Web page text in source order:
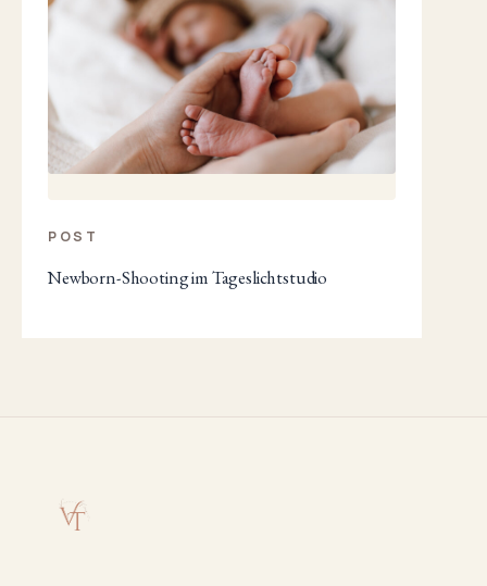
POST
Newborn-Shooting im Tageslichtstudio